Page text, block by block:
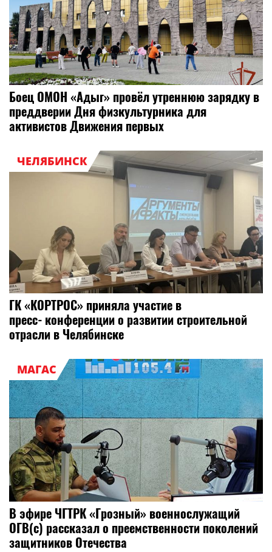
Боец ОМОН «Адыг» провёл утреннюю зарядку в
преддверии Дня физкультурника для
активистов Движения первых
ЧЕЛЯБИНСК
ГК «КОРТРОС» приняла участие в
пресс‑конференции о развитии строительной
отрасли в Челябинске
МАГАС
В эфире ЧГТРК «Грозный» военнослужащий
ОГВ(с) рассказал о преемственности поколений
защитников Отечества